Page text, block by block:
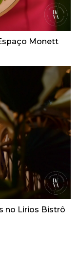
Monett
no Lirios Bistrô